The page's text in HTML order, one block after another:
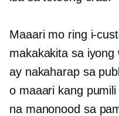
Maaari mo ring i-
makakakita sa
ay nakaharap sa
o maaari kang
na manonood sa